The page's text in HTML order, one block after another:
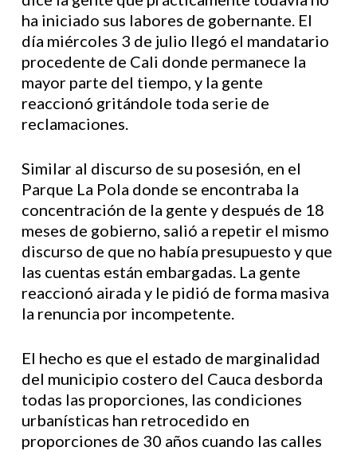
ha iniciado sus labores de gobernante. El
día miércoles 3 de julio llegó el mandatario
procedente de Cali donde permanece la
mayor parte del tiempo, y la gente
reaccionó gritándole toda serie de
reclamaciones.
Similar al discurso de su posesión, en el
Parque La Pola donde se encontraba la
concentración de la gente y después de 18
meses de gobierno, salió a repetir el mismo
discurso de que no había presupuesto y que
las cuentas están embargadas. La gente
reaccionó airada y le pidió de forma masiva
la renuncia por incompetente.
El hecho es que el estado de marginalidad
del municipio costero del Cauca desborda
todas las proporciones, las condiciones
urbanísticas han retrocedido en
proporciones de 30 años cuando las calles